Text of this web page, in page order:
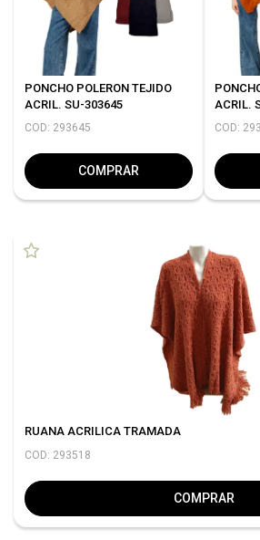
PONCHO POLERON TEJIDO
ACRIL. SU-303645
COD: 293645
COMPRAR
ACRIL.
COD:
RUANA ACRILICA TRAMADA
COD: 293518
COMPRAR